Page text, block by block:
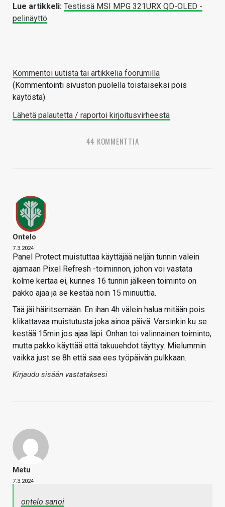
Lue artikkeli: Testissä MSI MPG 321URX QD-OLED -
pelinäyttö
Kommentoi uutista tai artikkelia foorumilla
(Kommentointi sivuston puolella toistaiseksi pois
käytöstä)
Lähetä palautetta / raportoi kirjoitusvirheestä
44 KOMMENTTIA
Ontelo
7.3.2024
Panel Protect muistuttaa käyttäjää neljän tunnin välein
ajamaan Pixel Refresh -toiminnon, johon voi vastata
kolme kertaa ei, kunnes 16 tunnin jälkeen toiminto on
pakko ajaa ja se kestää noin 15 minuuttia.
Tää jäi häiritsemään. En ihan 4h välein halua mitään pois
klikattavaa muistutusta joka ainoa päivä. Varsinkin ku se
kestää 15min jos ajaa läpi. Onhan toi valinnainen toiminto,
mutta pakko käyttää että takuuehdot täyttyy. Mielummin
vaikka just se 8h että saa ees työpäivän pulkkaan.
Kirjaudu sisään vastataksesi
Metu
7.3.2024
ontelo sanoi